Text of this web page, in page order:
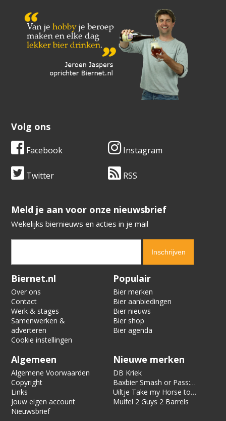
Volg ons
Facebook Instagram
Twitter RSS
​​​​​​​Meld je aan voor onze nieuwsbrief
Wekelijks biernieuws en acties in je mail
Verification code:
Biernet.nl
Over ons
Contact
Werk & stages
Samenwerken &
adverteren
Cookie instellingen
Populair
Bier merken
Bier aanbiedingen
Bier nieuws
Bier shop
Bier agenda
Algemeen
Algemene Voorwaarden
Copyright
Links
Jouw eigen account
Nieuwsbrief
Nieuwe merken
DB Kriek
Baxbier Smash or Pass:
Strata
Uiltje Take my Horse to
the Hotel Room
Muifel 2 Guys 2 Barrels